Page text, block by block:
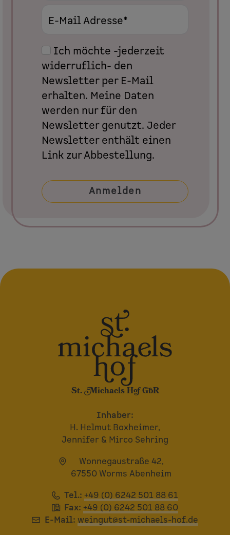
St. Michaels Hof GbR
Inhaber:
H. Helmut Boxheimer,
Jennifer & Mirco Sehring
Wonnegaustraße 42,
67550 Worms Abenheim
Tel.: +49 (0) 6242 501 88 61
Fax: +49 (0) 6242 501 88 60
E-Mail: weingut@st-michaels-hof.de